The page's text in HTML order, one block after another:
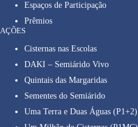
Espaços de Participação
Prêmios
AÇÕES
Cisternas nas Escolas
DAKI – Semiárido Vivo
Quintais das Margaridas
Sementes do Semiárido
Uma Terra e Duas Águas (P1+2)